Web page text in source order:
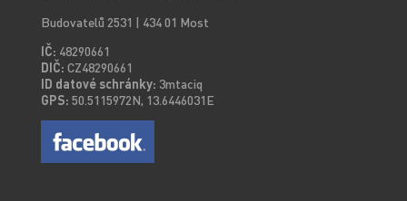
Budovatelů 2531 | 434 01 Most
IČ: 48290661
DIČ: CZ48290661
ID datové schránky: 3mtaciq
GPS: 50.5115972N, 13.6446031E